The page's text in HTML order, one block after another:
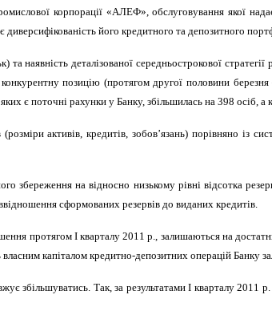
корпорації «АЛЕФ», обслуговування якої
його кредитного та депозитного
та наявність деталізованої середньострокової
позицію (протягом другої половини
є поточні рахунки у Банку, збільшилась на 398 осіб, а
активів, кредитів, зобов’язань) порівняно із
збереження на відносно низькому рівні відсотка
сформованих резервів до виданих кредитів.
протягом І кварталу 2011 р., залишаються на
капіталом кредитно-депозитних операцій Банку
збільшуватись. Так, за результатами І кварталу